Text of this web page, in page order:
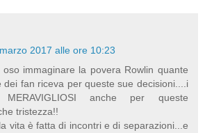
2017 alle ore 10:23
oso immaginare la povera Rowlin quante
dei fan riceva per queste sue decisioni....i
anche per queste
tristezza!!
vita è fatta di incontri e di separazioni...e